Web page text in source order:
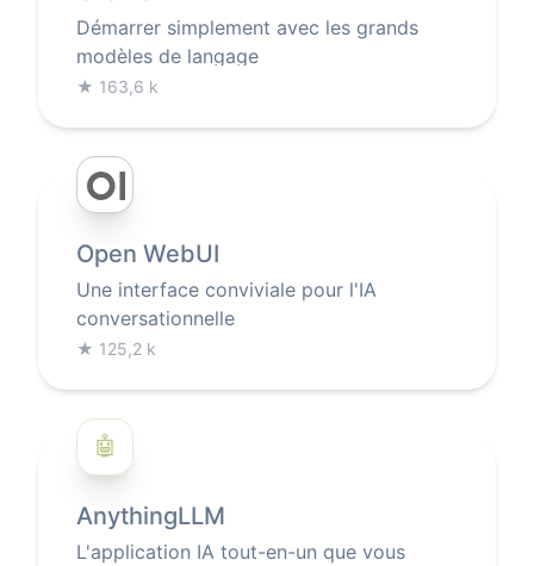
Démarrer simplement avec les grands
modèles de langage
★ 163,6 k
Open WebUI
Une interface conviviale pour l'IA
conversationnelle
★ 125,2 k
🤖
AnythingLLM
L'application IA tout-en-un que vous